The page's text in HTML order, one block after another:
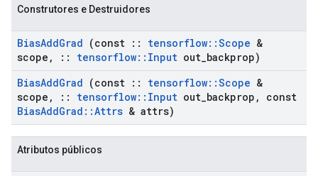
Construtores e Destruidores
BiasAddGrad (const :: tensorflow::Scope &
scope , :: tensorflow:: Input out backprop)
BiasAddGrad (const :: tensorflow::Scope &
scope , :: tensorflow:: Input out backprop ,
const
BiasAddGrad ::Attrs & attrs)
Atributos públicos